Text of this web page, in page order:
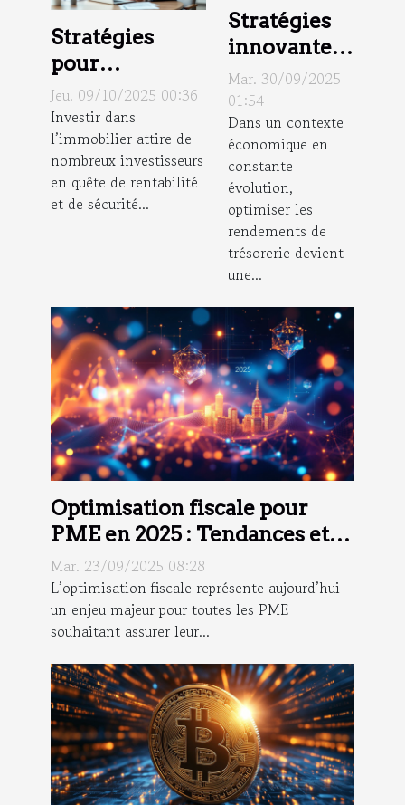
Stratégies
pour
maximiser le
retour sur
investissement
immobilier
Jeu. 09/10/2025 00:36
Investir dans
l’immobilier attire de
nombreux investisseurs
en quête de rentabilité
et de sécurité...
Stratégies
innovantes
pour
augmenter
les
rendements
de
trésorerie
en 2025
Mar. 30/09/2025
01:54
Dans un contexte
économique en
constante
évolution,
optimiser les
rendements de
trésorerie devient
une...
Optimisation fiscale pour
PME en 2025 : Tendances et
Stratégies
Mar. 23/09/2025 08:28
L’optimisation fiscale représente aujourd’hui
un enjeu majeur pour toutes les PME
souhaitant assurer leur...